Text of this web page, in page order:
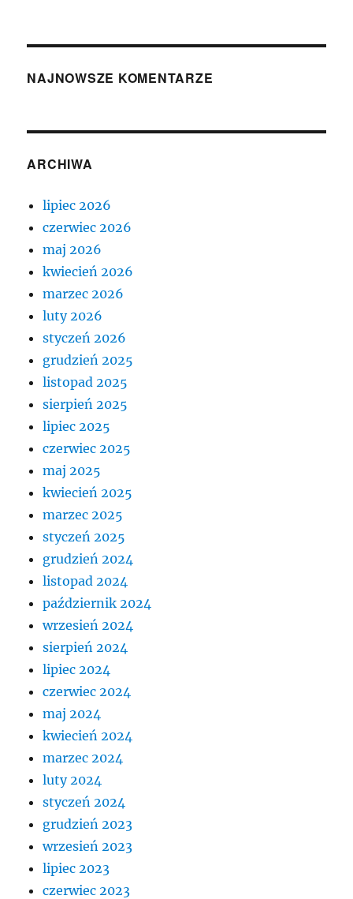
NAJNOWSZE KOMENTARZE
ARCHIWA
lipiec 2026
czerwiec 2026
maj 2026
kwiecień 2026
marzec 2026
luty 2026
styczeń 2026
grudzień 2025
listopad 2025
sierpień 2025
lipiec 2025
czerwiec 2025
maj 2025
kwiecień 2025
marzec 2025
styczeń 2025
grudzień 2024
listopad 2024
październik 2024
wrzesień 2024
sierpień 2024
lipiec 2024
czerwiec 2024
maj 2024
kwiecień 2024
marzec 2024
luty 2024
styczeń 2024
grudzień 2023
wrzesień 2023
lipiec 2023
czerwiec 2023